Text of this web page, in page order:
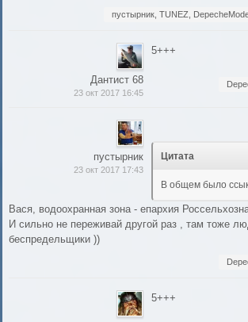
пустырник, TUNEZ,
Дантист 68
23 окт 2017 16:45
5+++
пустырник
23 окт 2017 17:43
Цитата
В общем было
Вася, водоохранная зона - епархия
И сильно не переживай другой раз , там тоже
беспредельщики ))
5+++